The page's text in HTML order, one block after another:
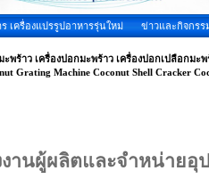
เครื่องแปรรูปอาหารรุ่นใหม่ ข่าวและกิจกรร
ะพร้าว เครื่องปอกมะพร้าว เครื่องปอกเปลือกม
Grating Machine Coconut Shell Cracker
งานผู้ผลิตและจำหน่าย